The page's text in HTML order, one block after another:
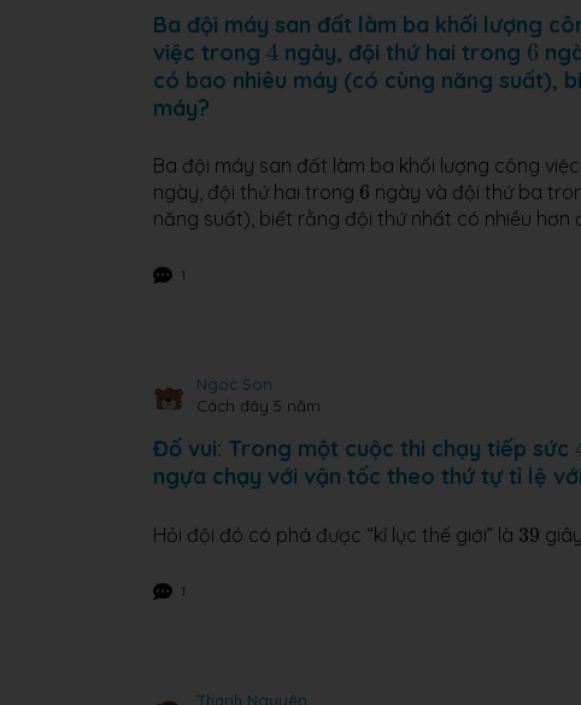
Ba đội máy san đất làm ba khối lượng
việc trong 4
4 ngày, đội thứ hai trong 6
6
có bao nhiêu máy (có cùng năng suất),
máy?
Ba đội máy san đất làm ba khối lượng công
ngày, đội thứ hai trong 6
6 ngày và đội thứ ba
năng suất), biết rằng đội thứ nhất có nhiều hơn
1
Ngoc Son
Cách đây 5 năm
Đố vui: Trong một cuộc thi chạy tiếp sức
ngựa chạy với vận tốc theo thứ tự tỉ lệ với
Hỏi đội đó có phá được “kỉ lục thế giới” là 39
39
1
Thanh Nguyên